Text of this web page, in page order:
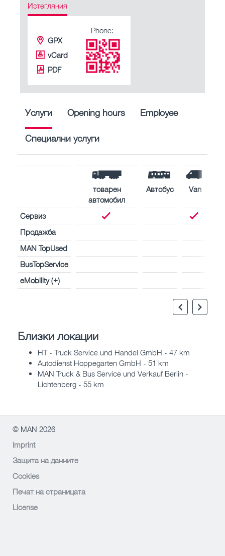
Изтегляния
GPX
vCard
PDF
Phone:
Услуги Opening hours Employee
Специални услуги
товарен
автомобил
Автобус Van
Сервиз
Продажба
MAN TopUsed
BusTopService
eMobility (+)
Близки локации
HT - Truck Service und Handel GmbH - 47 km
Autodienst Hoppegarten GmbH - 51 km
MAN Truck & Bus Service und Verkauf Berlin -
Lichtenberg - 55 km
© MAN 2026
Imprint
Защита на данните
Cookies
Печат на страницата
License